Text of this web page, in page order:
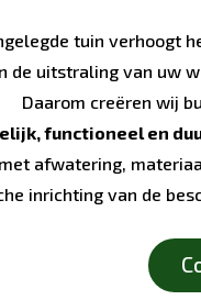
tuin verhoogt
de uitstraling van uw
Daarom creëren wij
functioneel en
afwatering,
inrichting van de